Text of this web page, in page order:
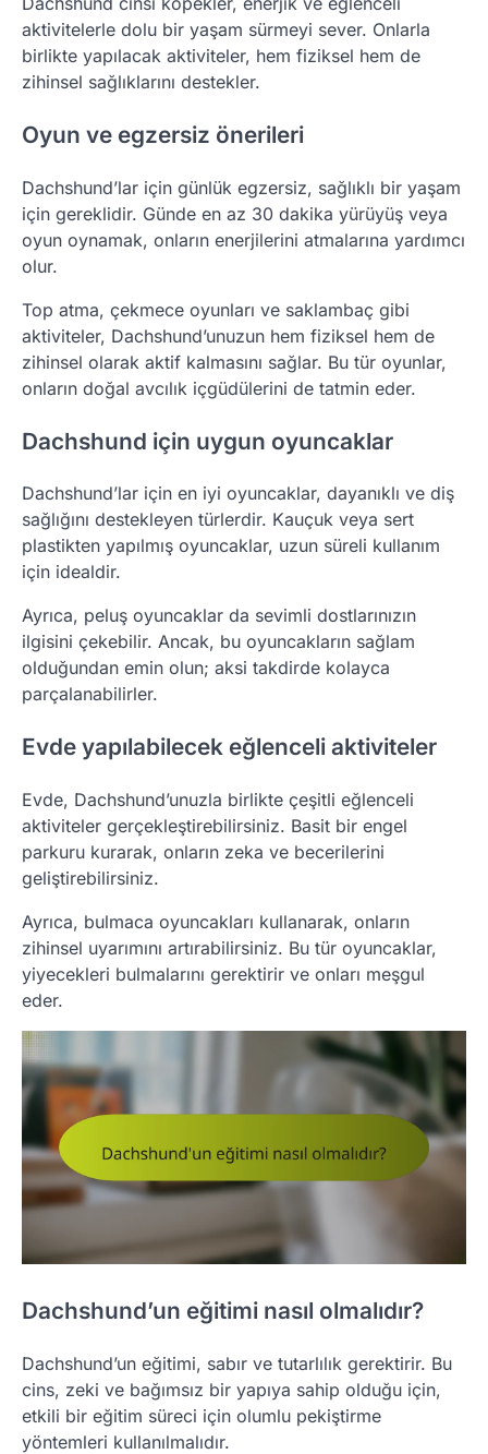
aktivitelerle dolu bir yaşam sürmeyi sever. Onlarla
birlikte yapılacak aktiviteler, hem fiziksel hem de
zihinsel sağlıklarını destekler.
Oyun ve egzersiz önerileri
Dachshund’lar için günlük egzersiz, sağlıklı bir yaşam
için gereklidir. Günde en az 30 dakika yürüyüş veya
oyun oynamak, onların enerjilerini atmalarına yardımcı
olur.
Top atma, çekmece oyunları ve saklambaç gibi
aktiviteler, Dachshund’unuzun hem fiziksel hem de
zihinsel olarak aktif kalmasını sağlar. Bu tür oyunlar,
onların doğal avcılık içgüdülerini de tatmin eder.
Dachshund için uygun oyuncaklar
Dachshund’lar için en iyi oyuncaklar, dayanıklı ve diş
sağlığını destekleyen türlerdir. Kauçuk veya sert
plastikten yapılmış oyuncaklar, uzun süreli kullanım
için idealdir.
Ayrıca, peluş oyuncaklar da sevimli dostlarınızın
ilgisini çekebilir. Ancak, bu oyuncakların sağlam
olduğundan emin olun; aksi takdirde kolayca
parçalanabilirler.
Evde yapılabilecek eğlenceli aktiviteler
Evde, Dachshund’unuzla birlikte çeşitli eğlenceli
aktiviteler gerçekleştirebilirsiniz. Basit bir engel
parkuru kurarak, onların zeka ve becerilerini
geliştirebilirsiniz.
Ayrıca, bulmaca oyuncakları kullanarak, onların
zihinsel uyarımını artırabilirsiniz. Bu tür oyuncaklar,
yiyecekleri bulmalarını gerektirir ve onları meşgul
eder.
Dachshund’un eğitimi nasıl olmalıdır?
Dachshund’un eğitimi, sabır ve tutarlılık gerektirir. Bu
cins, zeki ve bağımsız bir yapıya sahip olduğu için,
etkili bir eğitim süreci için olumlu pekiştirme
yöntemleri kullanılmalıdır.